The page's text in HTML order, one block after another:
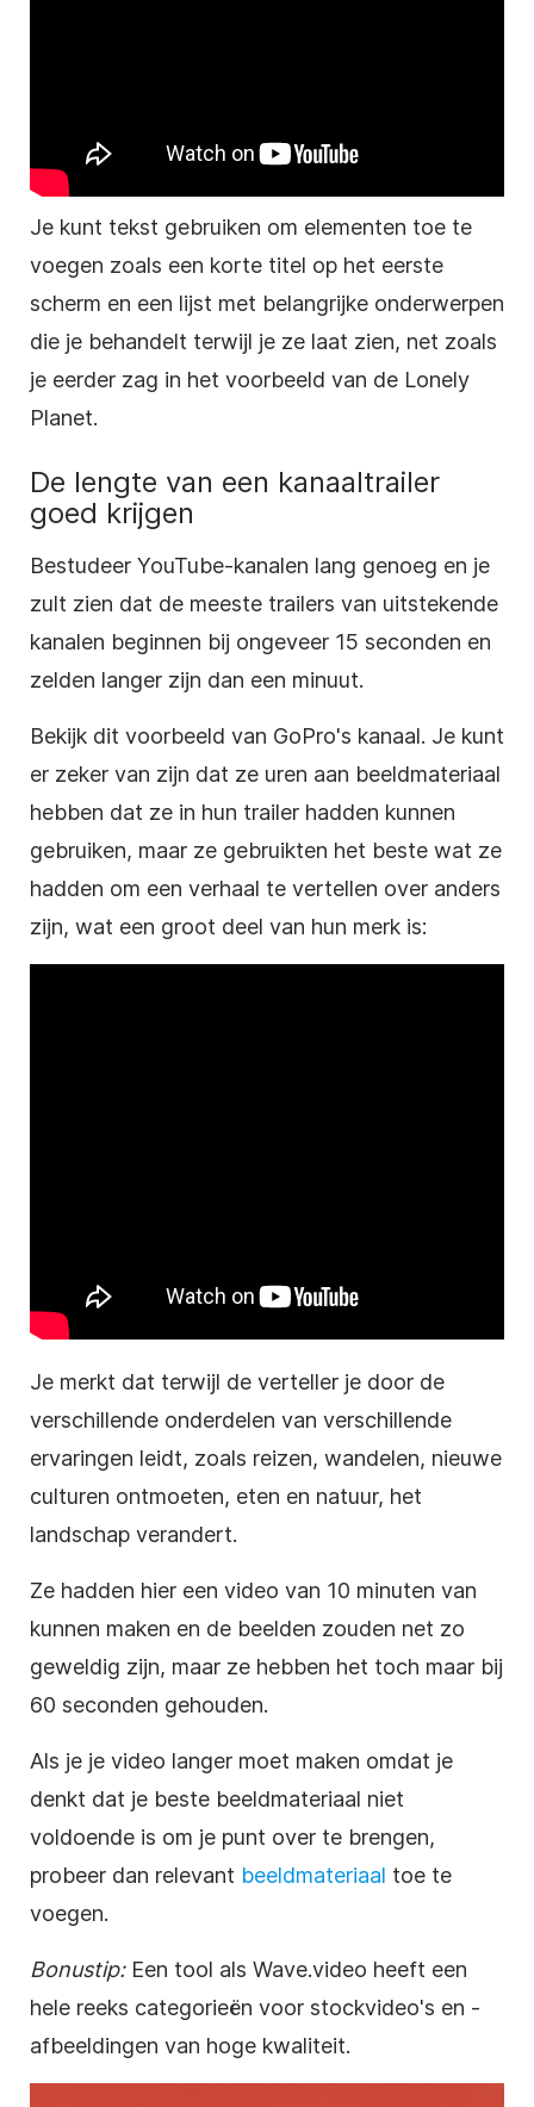
Je kunt tekst gebruiken om elementen toe te
voegen zoals een korte titel op het eerste
scherm en een lijst met belangrijke onderwerpen
die je behandelt terwijl je ze laat zien, net zoals
je eerder zag in het voorbeeld van de Lonely
Planet.
De lengte van een kanaaltrailer
goed krijgen
Bestudeer YouTube-kanalen lang genoeg en je
zult zien dat de meeste trailers van uitstekende
kanalen beginnen bij ongeveer 15 seconden en
zelden langer zijn dan een minuut.
Bekijk dit voorbeeld van GoPro's kanaal. Je kunt
er zeker van zijn dat ze uren aan beeldmateriaal
hebben dat ze in hun trailer hadden kunnen
gebruiken, maar ze gebruikten het beste wat ze
hadden om een verhaal te vertellen over anders
zijn, wat een groot deel van hun merk is:
Je merkt dat terwijl de verteller je door de
verschillende onderdelen van verschillende
ervaringen leidt, zoals reizen, wandelen, nieuwe
culturen ontmoeten, eten en natuur, het
landschap verandert.
Ze hadden hier een video van 10 minuten van
kunnen maken en de beelden zouden net zo
geweldig zijn, maar ze hebben het toch maar bij
60 seconden gehouden.
Als je je video langer moet maken omdat je
denkt dat je beste beeldmateriaal niet
voldoende is om je punt over te brengen,
probeer dan relevant beeldmateriaal toe te
voegen.
Bonustip:Een tool als Wave.video heeft een
hele reeks categorieën voor stockvideo's en -
afbeeldingen van hoge kwaliteit.